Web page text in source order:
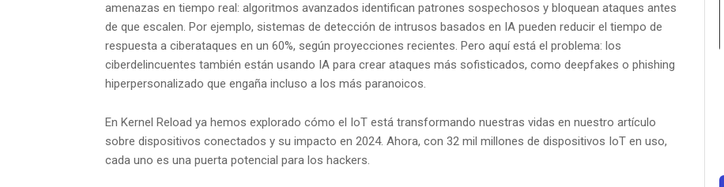
amenazas en tiempo real: algoritmos avanzados identifican patrones sospechosos y bloquean ataques antes
de que escalen. Por ejemplo, sistemas de detección de intrusos basados en IA pueden reducir el tiempo de
respuesta a ciberataques en un 60%, según proyecciones recientes. Pero aquí está el problema: los
ciberdelincuentes también están usando IA para crear ataques más sofisticados, como deepfakes o phishing
hiperpersonalizado que engaña incluso a los más paranoicos.
En Kernel Reload ya hemos explorado cómo el IoT está transformando nuestras vidas en nuestro artículo
sobre dispositivos conectados y su impacto en 2024. Ahora, con 32 mil millones de dispositivos IoT en uso,
cada uno es una puerta potencial para los hackers.